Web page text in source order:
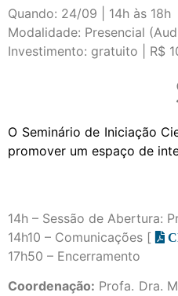
Quando: 24/09 | 14h às 18h
Modalidade: Presencial
Investimento: gratuito | R$
O Seminário de Iniciação
promover um espaço de
14h – Sessão de Abertura:
14h10 – Comunicações [
17h50 – Encerramento
Coordenação: Profa. Dra.